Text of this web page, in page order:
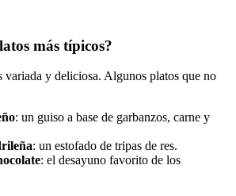
más típicos?
variada y deliciosa. Algunos platos que no
: un guiso a base de garbanzos, carne y
: un estofado de tripas de res.
: el desayuno favorito de los